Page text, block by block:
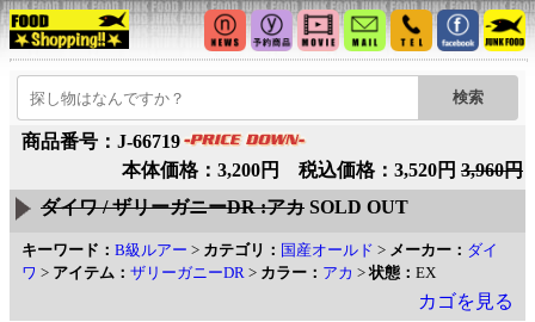
商品番号：J-66719
本体価格：3,200円 税込価格：3,520円 3,960円
ダイワ / ザリーガニーDR :アカ SOLD OUT
キーワード： B級ルアー > カテゴリ： 国産オールド > メーカー： ダイ
ワ > アイテム： ザリーガニーDR > カラー： アカ >状態： EX
カゴを見る